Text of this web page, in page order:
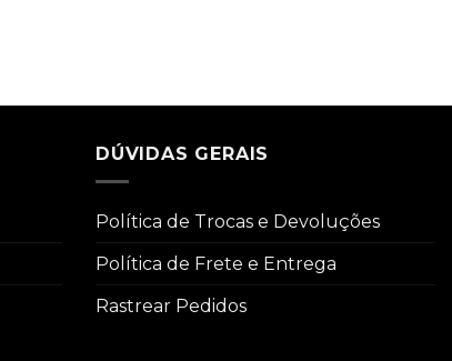
DÚVIDAS GERAIS
Política de Trocas e Devoluções
Política de Frete e Entrega
Rastrear Pedidos